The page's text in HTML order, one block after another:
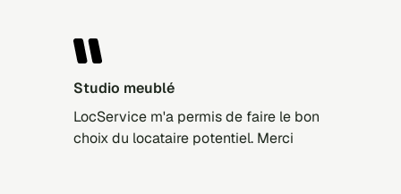
Studio meublé
LocService m'a permis de faire le bon
choix du locataire potentiel. Merci